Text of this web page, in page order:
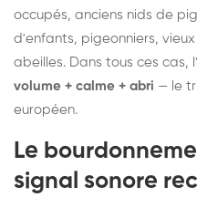
occupés, anciens nids de
d'enfants, pigeonniers,
abeilles. Dans tous ces
volume + calme + abri — le
européen.
Le
signal sonore